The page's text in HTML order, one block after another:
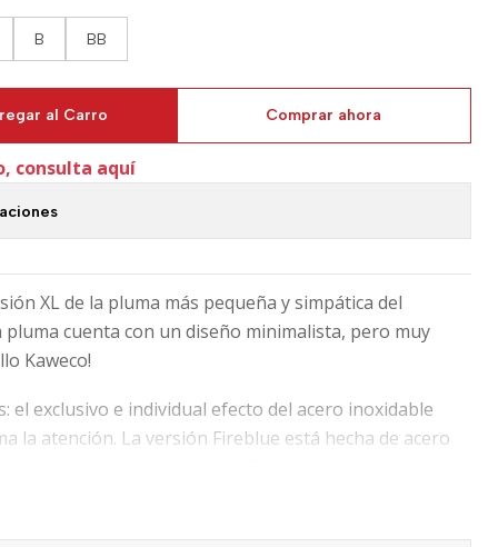
B BB
al Carro Comprar ahora
consulta aquí
XL de la pluma más pequeña y simpática del
pluma cuenta con un diseño minimalista, pero muy
Kaweco!
el exclusivo e individual efecto del acero inoxidable
la atención. La versión Fireblue está hecha de acero
único e irrepetible.